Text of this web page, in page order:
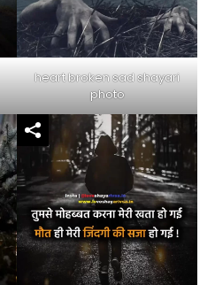
heart broken sad shayari
photo